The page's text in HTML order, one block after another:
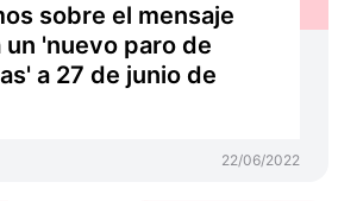
sobre el mensaje
'nuevo paro de
a 27 de junio de
22/06/2022